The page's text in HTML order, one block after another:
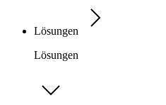
Lösungen
Lösungen